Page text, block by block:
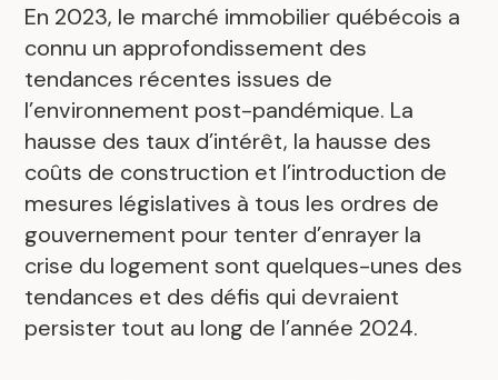
En 2023, le marché immobilier québécois a
connu un approfondissement des
tendances récentes issues de
l’environnement post-pandémique. La
hausse des taux d’intérêt, la hausse des
coûts de construction et l’introduction de
mesures législatives à tous les ordres de
gouvernement pour tenter d’enrayer la
crise du logement sont quelques-unes des
tendances et des défis qui devraient
persister tout au long de l’année 2024.